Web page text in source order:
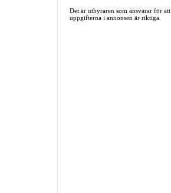
Det är uthyraren som ansvarar för att
uppgifterna i annonsen är riktiga.